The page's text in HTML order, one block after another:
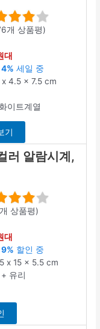
개 상품평)
대
4% 세일 중
x 4.5 x 7.5 cm
이트계열
기
러 알람시계,
상품평)
대
9% 할인 중
x 15 x 5.5 cm
유리